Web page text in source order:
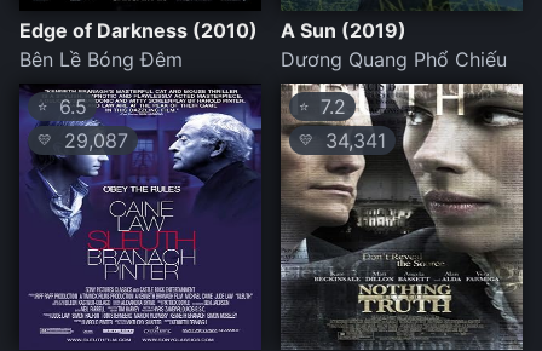
Edge of Darkness (2010)
Bên Lề Bóng Đêm
A Sun (2019)
Dương Quang Phổ Chiếu
⭐ 6.5
💛 29,087
⭐ 7.2
💛 34,341